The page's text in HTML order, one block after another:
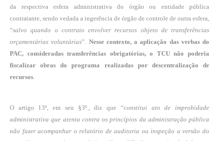
da respectiva esfera administrativa do órgão ou entidade pública
contratante, sendo vedada a ingerência de órgão de controle de outra esfera,
“salvo quando o contrato envolver recursos objeto de transferências
orçamentárias voluntárias”. Nesse contexto, a aplicação das verbas do
PAC, consideradas transferências obrigatórias, o TCU não poderia
fiscalizar obras do programa realizadas por descentralização de
recursos.
O artigo 13º, em seu §3º., diz que “constitui ato de improbidade
administrativa que atenta contra os princípios da administração pública
não fazer acompanhar o relatório de auditoria ou inspeção a versão do